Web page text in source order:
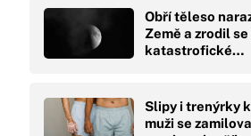
Obří těleso
Země a zrodil
katastrofické…
Slipy i trenýrky
muži se